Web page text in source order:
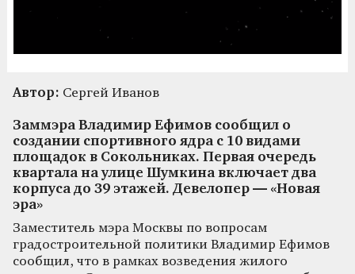
Автор: Сергей Иванов
Заммэра Владимир Ефимов сообщил о
создании спортивного ядра с 10 видами
площадок в Сокольниках. Первая очередь
квартала на улице Шумкина включает два
корпуса до 39 этажей. Девелопер — «Новая
эра»
Заместитель мэра Москвы по вопросам
градостроительной политики Владимир Ефимов
сообщил, что в рамках возведения жилого